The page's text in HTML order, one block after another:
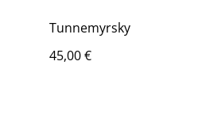
Tunnemyrsky
45,00 €